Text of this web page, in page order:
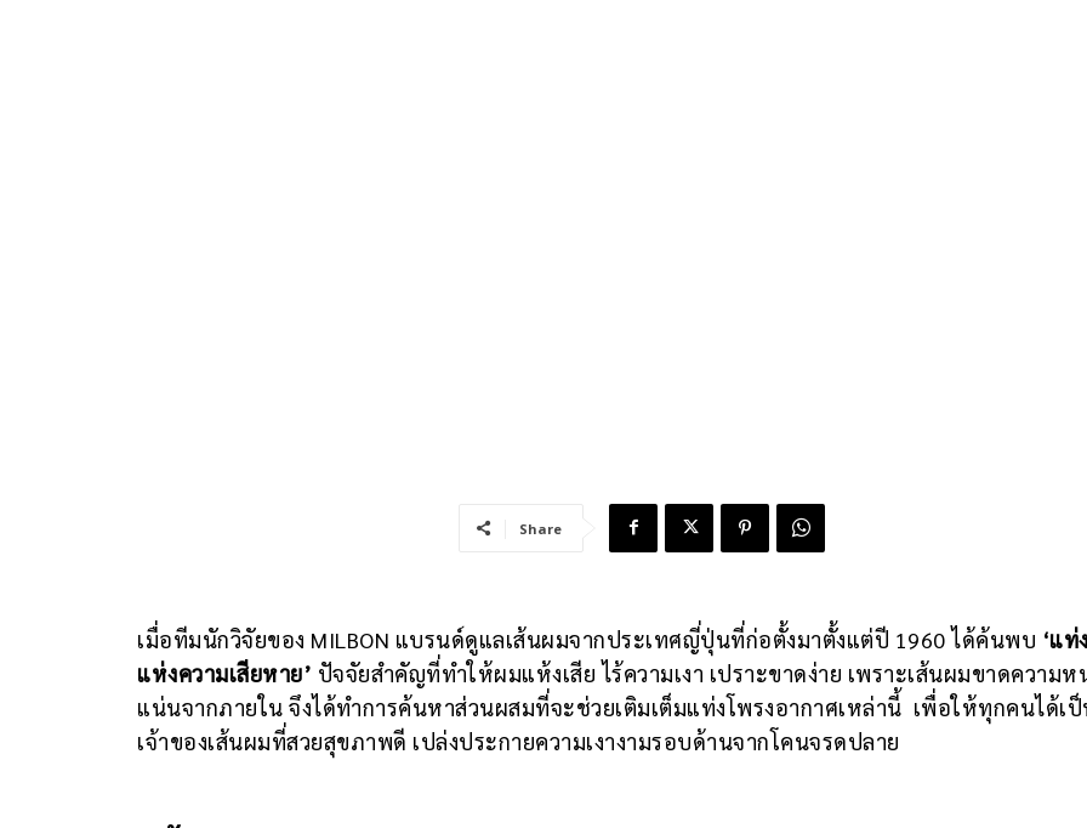
Share
เมื่อทีมนักวิจัยของ MILBON แบรนด์ดูแลเส้นผมจากประเทศญี่ปุ่นที่ก่อตั้งมาตั้งแต่ปี 1960 ได้ค้นพบ ‘แท่
แห่งความเสียหาย’ ปัจจัยสำคัญที่ทำให้ผมแห้งเสีย ไร้ความเงา เปราะขาดง่าย เพราะเส้นผมขาดความห
แน่นจากภายใน จึงได้ทำการค้นหาส่วนผสมที่จะช่วยเติมเต็มแท่งโพรงอากาศเหล่านี้ เพื่อให้ทุกคนได้เ
เจ้าของเส้นผมที่สวยสุขภาพดี เปล่งประกายความเงางามรอบด้านจากโคนจรดปลาย